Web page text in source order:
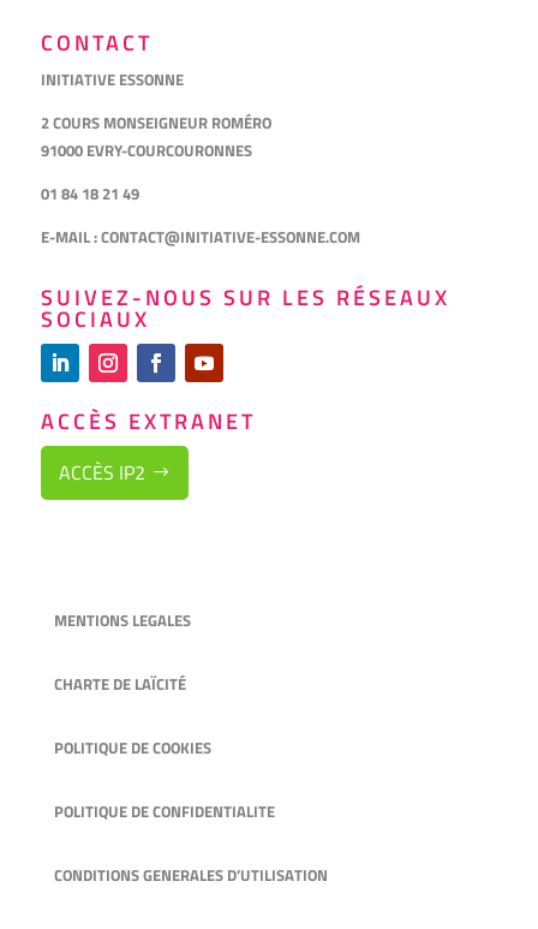
CONTACT
INITIATIVE ESSONNE
2 COURS MONSEIGNEUR ROMÉRO
91000 EVRY-COURCOURONNES
01 84 18 21 49
E-MAIL :CONTACT@INITIATIVE-ESSONNE.COM
SUIVEZ-NOUS SUR LES RÉSEAUX
SOCIAUX
ACCÈS EXTRANET
ACCÈS IP2
MENTIONS LEGALES
CHARTE DE LAÏCITÉ
POLITIQUE DE COOKIES
POLITIQUE DE CONFIDENTIALITE
CONDITIONS GENERALES D’UTILISATION